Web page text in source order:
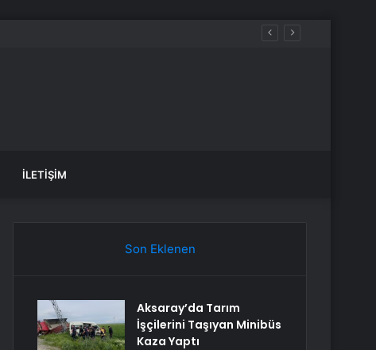
İLETIŞIM
Son Eklenen
Aksaray’da Tarım
İşçilerini Taşıyan Minibüs
Kaza Yaptı